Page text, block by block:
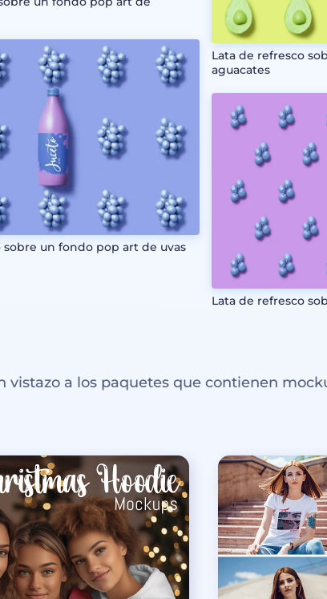
sobre un fondo pop art de uvas
Lata de refresco
aguacates
Lata de refresco
vistazo a los paquetes que contienen